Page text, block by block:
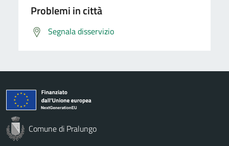
Problemi in città
Segnala disservizio
Comune di Pralungo